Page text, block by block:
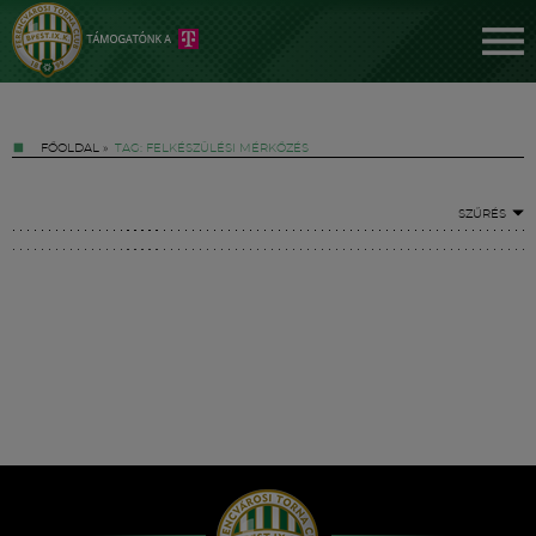
FŐOLDAL » TAG: FELKÉSZÜLÉSI MÉRKŐZÉS
SZŰRÉS
Hírek